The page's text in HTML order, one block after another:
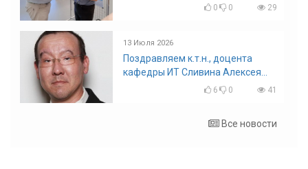
конференции по задачам со
0 0 29
13 Июля 2026
Поздравляем к.т.н., доцента
кафедры ИТ Сливина Алексея
Николаевича с юбилеем!
6 0 41
Все новости